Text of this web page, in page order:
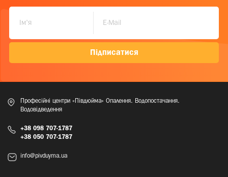
Підписатися
Професійні центри «Півдюйма» Опалення. Водопостачання.
Водовідведення
+38 098 707-1787
+38 050 707-1787
info@pivduyma.ua